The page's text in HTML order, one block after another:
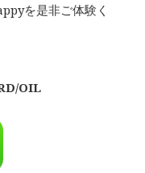
を是非ご体験く
OIL